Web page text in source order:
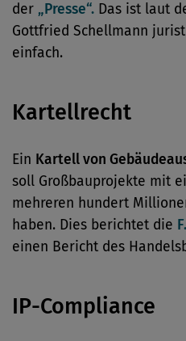
der „Presse“. Das ist laut
Gottfried Schellmann
einfach.
Kartellrecht
Ein Kartell von
soll Großbauprojekte mit
mehreren hundert
haben. Dies berichtet die
einen Bericht des
IP-Compliance